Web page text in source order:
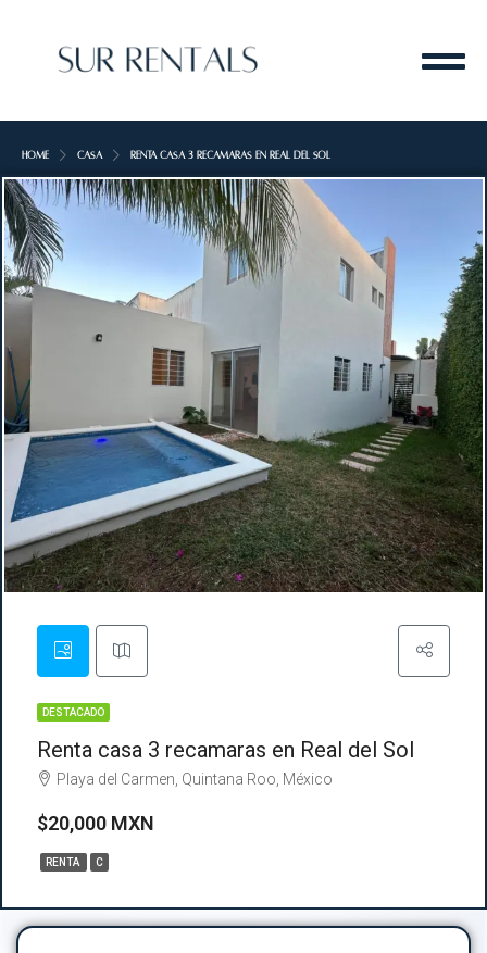
Home Casa Renta casa 3 recamaras en Real del Sol
DESTACADO
Renta casa 3 recamaras en Real del Sol
Playa del Carmen, Quintana Roo, México
$20,000 MXN
RENTA C